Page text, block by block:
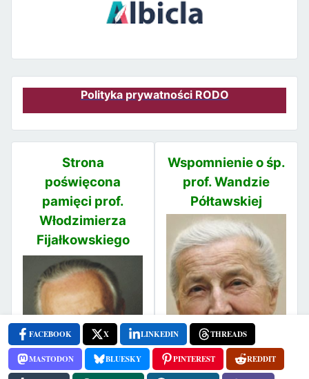
FACEBOOK X LINKEDIN THREADS
MASTODON BLUESKY PINTEREST REDDIT
Polityka prywatności RODO
Strona
poświęcona
pamięci prof.
Włodzimierza
Fijałkowskiego
Wspomnienie o śp.
prof. Wandzie
Półtawskiej